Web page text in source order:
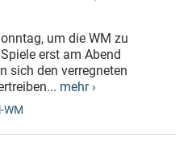
um die WM zu
erst am Abend
sich den verregneten
mehr ›
WM